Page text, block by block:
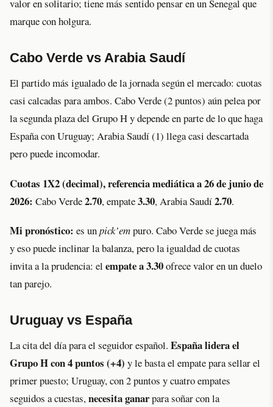
valor en solitario; tiene más sentido pensar en un Senegal que
marque con holgura.
Cabo Verde vs Arabia Saudí
El partido más igualado de la jornada según el mercado: cuotas
casi calcadas para ambos. Cabo Verde (2 puntos) aún pelea por
la segunda plaza del Grupo H y depende en parte de lo que haga
España con Uruguay; Arabia Saudí (1) llega casi descartada
pero puede incomodar.
Cuotas 1X2 (decimal), referencia mediática a 26 de junio de
2026: Cabo Verde2.70, empate3.30, Arabia Saudí2.70.
Mi pronóstico: es unpick’empuro. Cabo Verde se juega más
y eso puede inclinar la balanza, pero la igualdad de cuotas
invita a la prudencia: el empate a 3.30ofrece valor en un duelo
tan parejo.
Uruguay vs España
La cita del día para el seguidor español. España lidera el
Grupo H con 4 puntos (+4) y le basta el empate para sellar el
primer puesto; Uruguay, con 2 puntos y cuatro empates
seguidos a cuestas,necesita ganarpara soñar con la